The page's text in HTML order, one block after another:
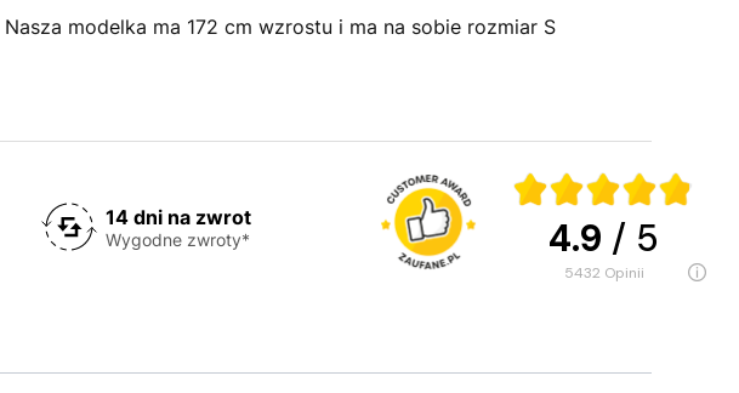
Nasza modelka ma 172 cm wzrostu i ma na sobie rozmiar S
14 dni na zwrot
Wygodne zwroty* 4.9 / 5
5432 opinii